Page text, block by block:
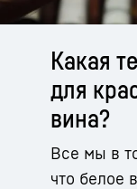
Какая
для
вина?
Все мы в
что белое